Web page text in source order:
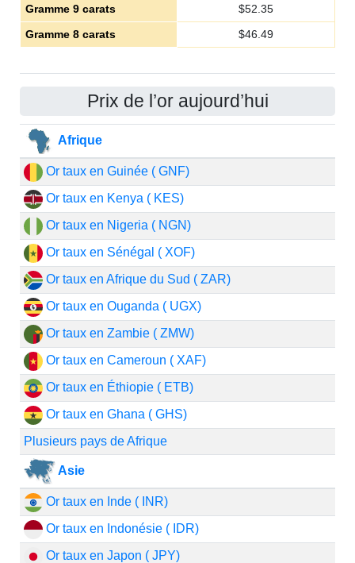
Gramme 9 carats
$52.35
Gramme 8 carats
$46.49
Prix de l’or aujourd’hui
Afrique
Or taux en Guinée ( GNF)
Or taux en Kenya ( KES)
Or taux en Nigeria ( NGN)
Or taux en Sénégal ( XOF)
Or taux en Afrique du Sud ( ZAR)
Or taux en Ouganda ( UGX)
Or taux en Zambie ( ZMW)
Or taux en Cameroun ( XAF)
Or taux en Éthiopie ( ETB)
Or taux en Ghana ( GHS)
Plusieurs pays de Afrique
Asie
Or taux en Inde ( INR)
Or taux en Indonésie ( IDR)
Or taux en Japon ( JPY)